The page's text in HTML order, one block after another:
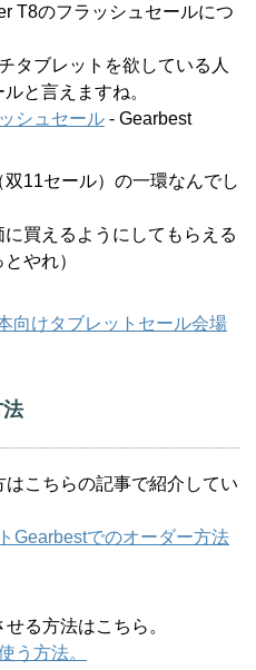
T8のフラッシュセールにつ
タブレットを欲している人
と言えますね。
シュセール - Gearbest
11セール）の一環なんでし
買えるようにしてもらえる
やれ）
向けタブレットセール会場
こちらの記事で紹介してい
Gearbestでのオーダー方法
る方法はこちら。
う方法。